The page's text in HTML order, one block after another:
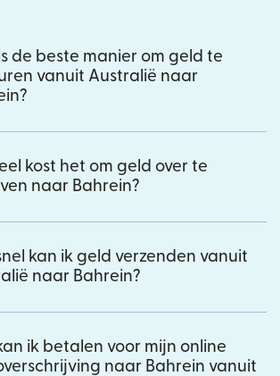
de beste manier om geld te
vanuit Australië naar
kost het om geld over te
naar Bahrein?
kan ik geld verzenden vanuit
naar Bahrein?
ik betalen voor mijn online
naar Bahrein vanuit